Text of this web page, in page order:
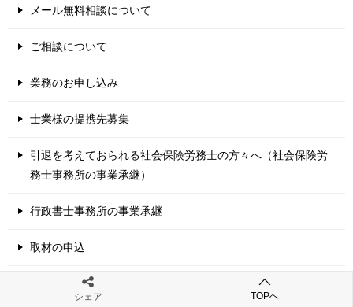
メール無料相談について
ご相談について
業務のお申し込み
士業様の提携先募集
引退を考えておられる社会保険労務士の方々へ（社会保険労
務士事務所の事業承継）
行政書士事務所の事業承継
取材の申込
個人情報保護方針
シェア TOPへ